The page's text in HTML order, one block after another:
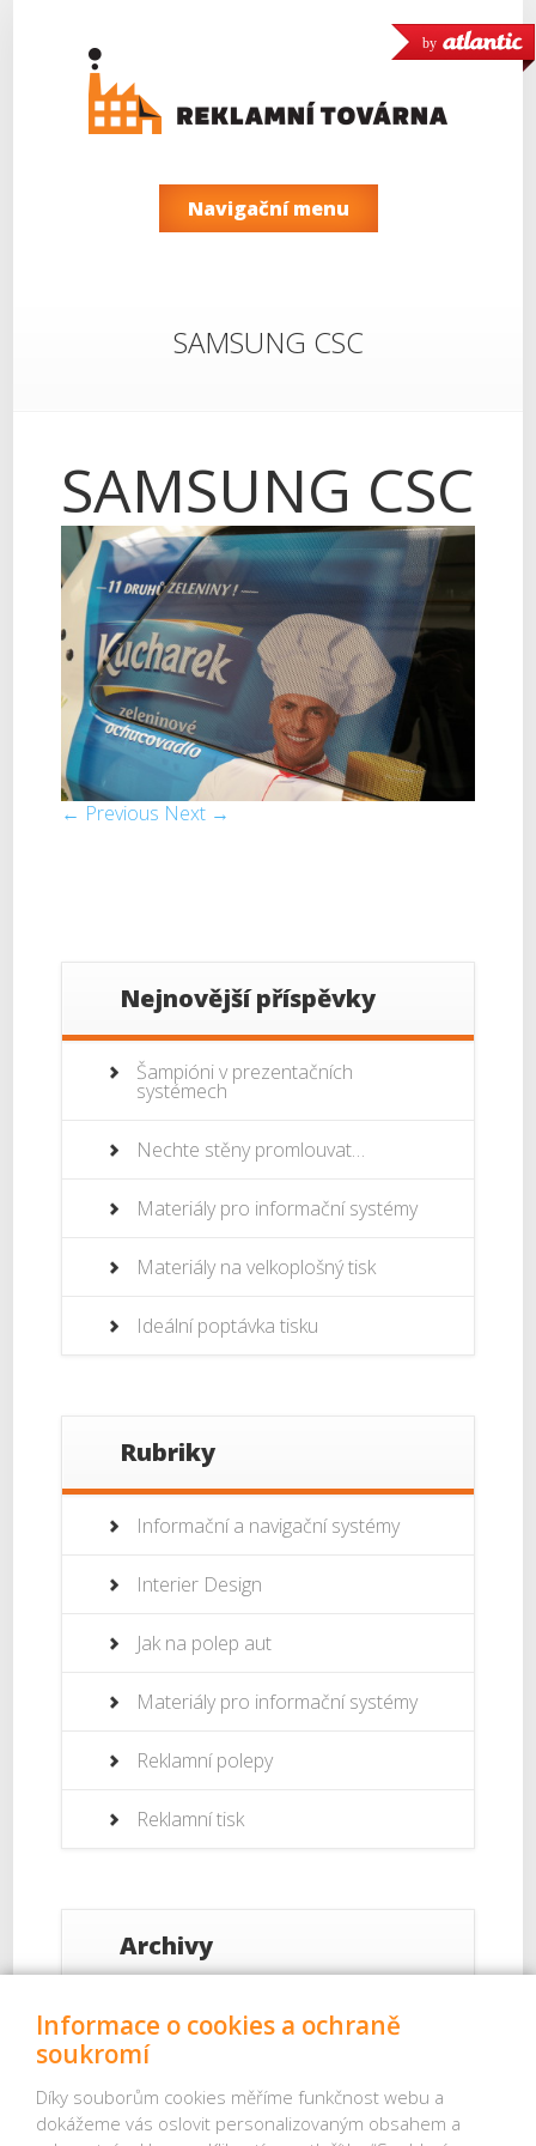
by
Navigační menu
SAMSUNG CSC
SAMSUNG CSC
← Previous Next →
Nejnovější příspěvky
Šampióni v prezentačních
systémech
Nechte stěny promlouvat…
Materiály pro informační systémy
Materiály na velkoplošný tisk
Ideální poptávka tisku
Rubriky
Informační a navigační systémy
Interier Design
Jak na polep aut
Materiály pro informační systémy
Reklamní polepy
Reklamní tisk
Archivy
Září 2017
Červenec 2017
Informace o cookies a ochraně
soukromí
Díky souborům cookies měříme funkčnost webu a
dokážeme vás oslovit personalizovaným obsahem a